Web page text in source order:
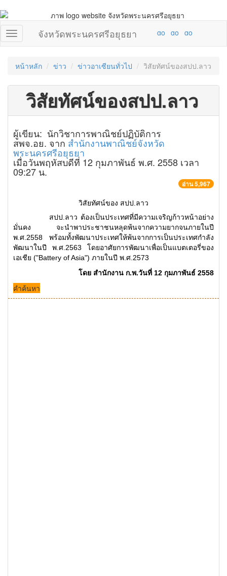
จังหวัดพระนครศรีอยุธยา
หน้าหลัก ข่าว ข่าวอาเซียนทั่วไป วิสัยทัศน์ของสปป.ลาว
วิสัยทัศน์ของสปป.ลาว
ผู้เขียน: นักวิชาการพาณิชย์ปฏิบัติการ
สพจ.อย. จาก สำนักงานพาณิชย์จังหวัด
พระนครศรีอยุธยา
เมื่อวันพฤหัสบดีที่ 12 กุมภาพันธ์ พ.ศ. 2558 เวลา
09:27 น.
อ่าน 5,967
วิสัยทัศน์ของ สปป.ลาว
สปป.ลาว ต้องเป็นประเทศที่มีความเจริญก้าวหน้าอย่าง
มั่นคง จะนำพาประชาชนหลุดพ้นจากความยากจนภายในปี
พ.ศ.2558 พร้อมทั้งพัฒนาประเทศให้พ้นจากการเป็นประเทศกำลัง
พัฒนาในปี พ.ศ.2563 โดยอาศัยการพัฒนาเพื่อเป็นแบตเตอรี่ของ
เอเชีย ("Battery of Asia") ภายในปี พ.ศ.2573
โดย สำนักงาน ก.พ.วันที่ 12 กุมภาพันธ์ 2558
คำค้นหา